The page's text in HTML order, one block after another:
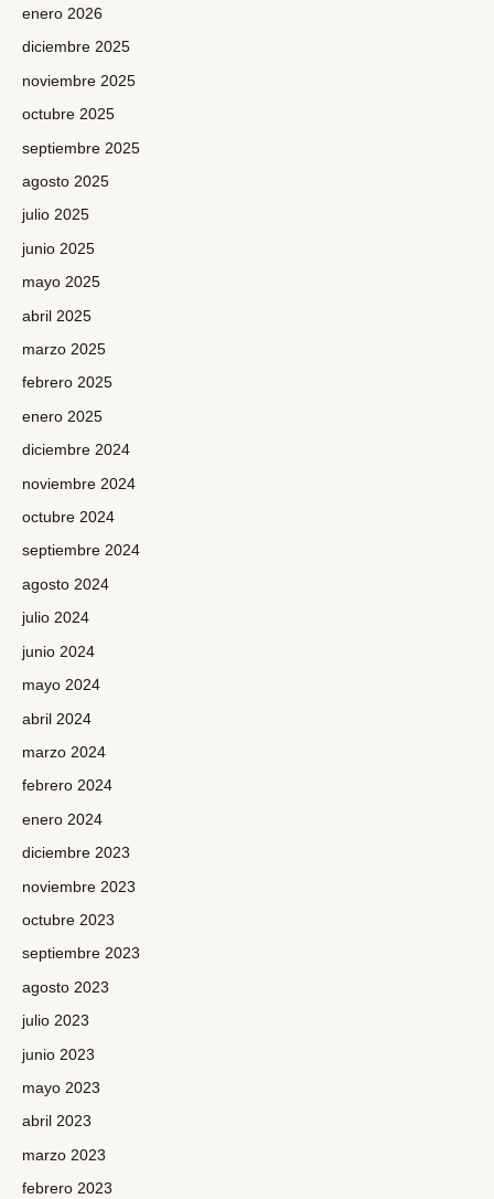
enero 2026
diciembre 2025
noviembre 2025
octubre 2025
septiembre 2025
agosto 2025
julio 2025
junio 2025
mayo 2025
abril 2025
marzo 2025
febrero 2025
enero 2025
diciembre 2024
noviembre 2024
octubre 2024
septiembre 2024
agosto 2024
julio 2024
junio 2024
mayo 2024
abril 2024
marzo 2024
febrero 2024
enero 2024
diciembre 2023
noviembre 2023
octubre 2023
septiembre 2023
agosto 2023
julio 2023
junio 2023
mayo 2023
abril 2023
marzo 2023
febrero 2023